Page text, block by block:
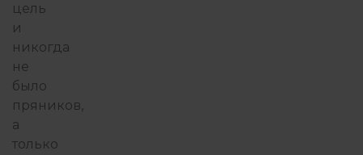
цель
и
никогда
не
было
пряников,
а
только